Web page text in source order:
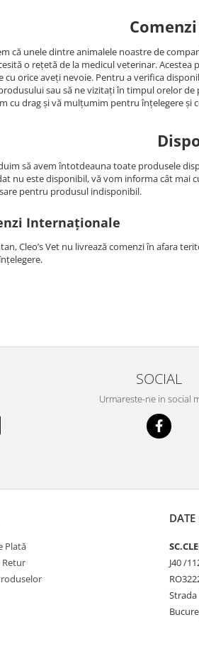
că unele dintre animalele noastre de
o rețetă de la medicul veterinar.
cu orice aveți nevoie. Pentru a verifica
sau să ne vizitați în timpul orelor de
cu drag și vă mulțumim pentru înțelegere și
să avem întotdeauna toate produsele
nu este disponibil, vă vom informa cât mai
pentru produsul indisponibil.
Internaționale
Cleo’s Vet nu livrează comenzi în afara
SOCIAL
Urmareste-ne in social
Plată
Retur
J40 /